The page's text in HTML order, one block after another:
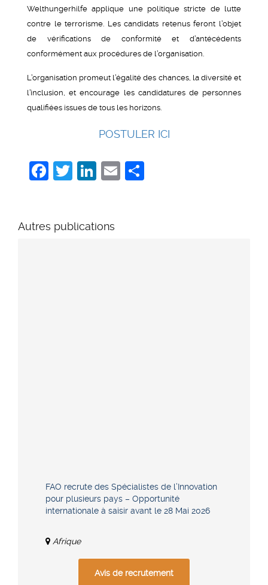
Welthungerhilfe applique une politique stricte de lutte
contre le terrorisme. Les candidats retenus feront l’objet
de vérifications de conformité et d’antécédents
conformément aux procédures de l’organisation.
L’organisation promeut l’égalité des chances, la diversité et
l’inclusion, et encourage les candidatures de personnes
qualifiées issues de tous les horizons.
POSTULER ICI
Facebook
Twitter
LinkedIn
Email
Autres publications
FAO recrute des Spécialistes de l’Innovation
pour plusieurs pays – Opportunité
internationale à saisir avant le 28 Mai 2026
Afrique
Avis de recrutement